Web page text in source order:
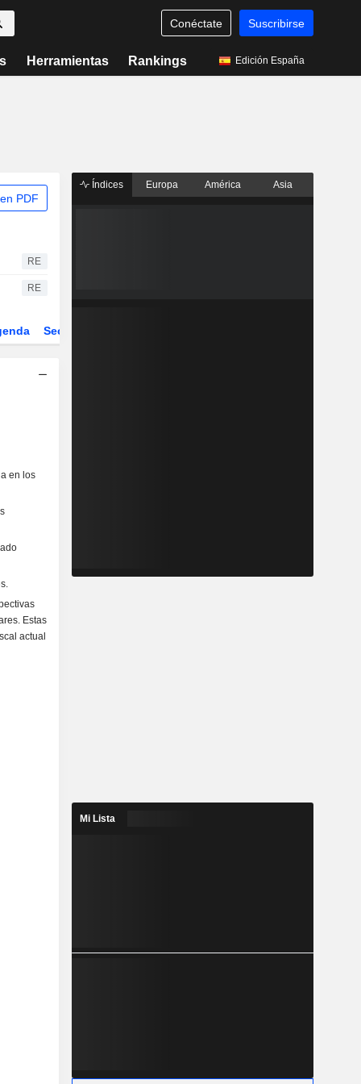
Conéctate Suscribirse
Herramientas Rankings Edición España
PDF
RE
RE
Sector
en los
Estas
actual
Índices Europa América Asia
Mi Lista